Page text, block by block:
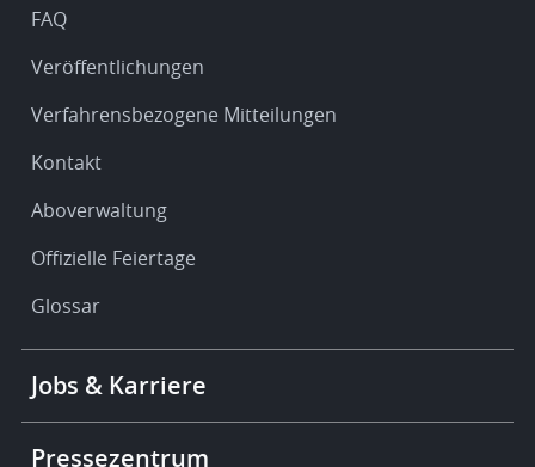
FAQ
Veröffentlichungen
Verfahrensbezogene Mitteilungen
Kontakt
Aboverwaltung
Offizielle Feiertage
Glossar
More
links
Jobs & Karriere
Pressezentrum